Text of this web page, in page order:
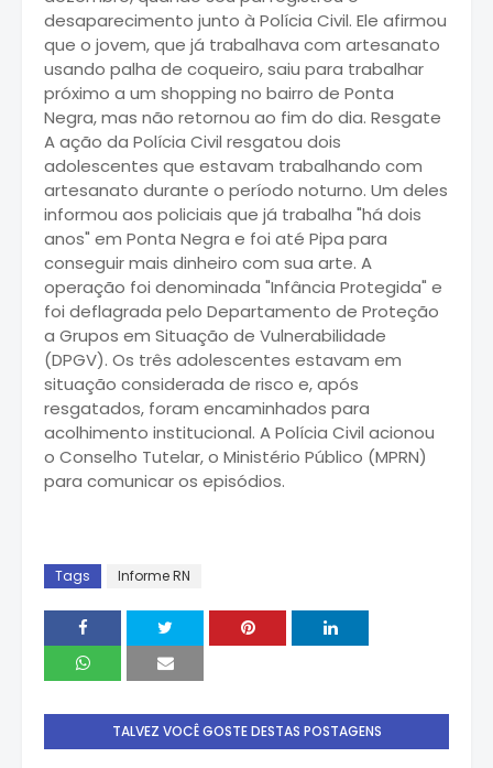
desaparecimento junto à Polícia Civil. Ele afirmou
que o jovem, que já trabalhava com artesanato
usando palha de coqueiro, saiu para trabalhar
próximo a um shopping no bairro de Ponta
Negra, mas não retornou ao fim do dia. Resgate
A ação da Polícia Civil resgatou dois
adolescentes que estavam trabalhando com
artesanato durante o período noturno. Um deles
informou aos policiais que já trabalha "há dois
anos" em Ponta Negra e foi até Pipa para
conseguir mais dinheiro com sua arte. A
operação foi denominada "Infância Protegida" e
foi deflagrada pelo Departamento de Proteção
a Grupos em Situação de Vulnerabilidade
(DPGV). Os três adolescentes estavam em
situação considerada de risco e, após
resgatados, foram encaminhados para
acolhimento institucional. A Polícia Civil acionou
o Conselho Tutelar, o Ministério Público (MPRN)
para comunicar os episódios.
Tags Informe RN
TALVEZ VOCÊ GOSTE DESTAS POSTAGENS